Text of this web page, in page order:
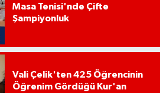
Masa Tenisi'nde Çifte
Şampiyonluk
Vali Çelik'ten 425 Öğrencinin
Öğrenim Gördüğü Kur'an